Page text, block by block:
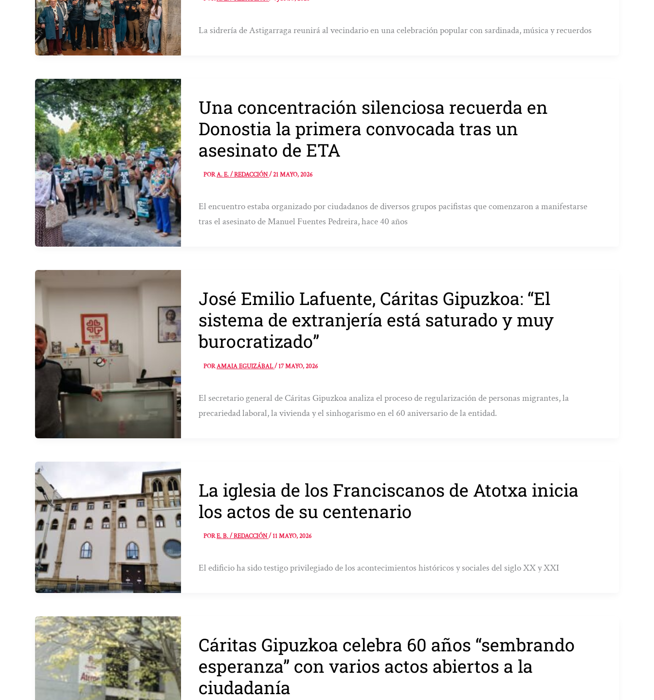
La sidrería de Astigarraga reunirá al vecindario en una celebración popular con sardinada, música y recuerdos
Una concentración silenciosa recuerda en
Donostia la primera convocada tras un
asesinato de ETA
PORA. E. / REDACCIÓN/21 MAYO, 2026
El encuentro estaba organizado por ciudadanos de diversos grupos pacifistas que comenzaron a manifestarse
tras el asesinato de Manuel Fuentes Pedreira, hace 40 años
José Emilio Lafuente, Cáritas Gipuzkoa: “El
sistema de extranjería está saturado y muy
burocratizado”
PORAMAIA EGUIZÁBAL/17 MAYO, 2026
El secretario general de Cáritas Gipuzkoa analiza el proceso de regularización de personas migrantes, la
precariedad laboral, la vivienda y el sinhogarismo en el 60 aniversario de la entidad.
La iglesia de los Franciscanos de Atotxa inicia
los actos de su centenario
PORE. B. / REDACCIÓN/11 MAYO, 2026
El edificio ha sido testigo privilegiado de los acontecimientos históricos y sociales del siglo XX y XXI
Cáritas Gipuzkoa celebra 60 años “sembrando
esperanza” con varios actos abiertos a la
ciudadanía